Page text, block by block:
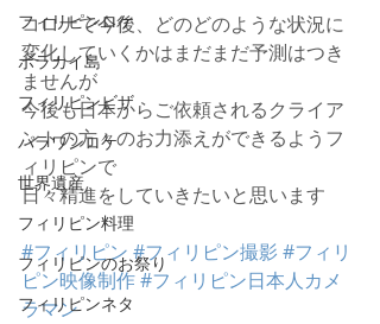
フィリピンロケ
ボラカイ島
フィリピンビザ
パラワンロケ
世界遺産
フィリピン料理
フィリピンのお祭り
フィリピンネタ
コロナで今後、どのどのような状況に
変化していくかはまだまだ予測はつき
ませんが
今後も日本からご依頼されるクライア
ントの方々のお力添えができるようフ
ィリピンで
日々精進をしていきたいと思います
#フィリピン #フィリピン撮影 #フィリ
ピン映像制作#フィリピン日本人カメ
ラマン